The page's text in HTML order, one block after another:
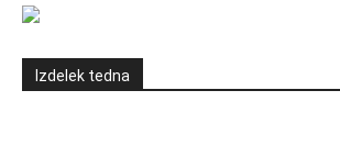
Izdelek tedna